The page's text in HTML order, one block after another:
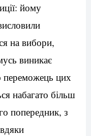
йому
на вибори,
виникає
переможець цих
набагато більш
попередник, з